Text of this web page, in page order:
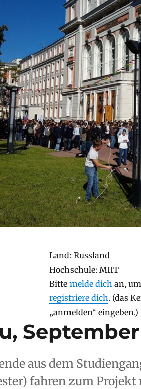
Stay
Land: Russland
Stay
Hochschule: MIIT
Bitte melde dich an,
registriere dich. (das
„anmelden“ eingeben.)
September
aus dem
fahren zum